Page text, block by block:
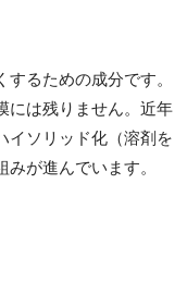
るための成分です。
には残りません。近年
イソリッド化（溶剤を
が進んでいます。